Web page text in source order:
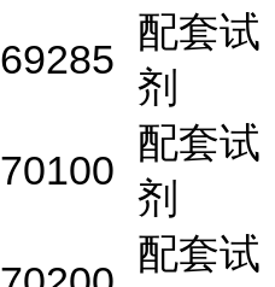
69285
配套试
剂
70100
配套试
剂
配套试